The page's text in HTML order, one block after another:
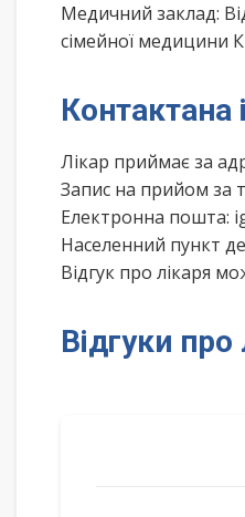
Медичний заклад:
сімейної медицини
Контактана
Лікар приймає за
Запис на прийом за
Електронна пошта:
Населенний пункт
Відгук про лікаря
Відгуки про